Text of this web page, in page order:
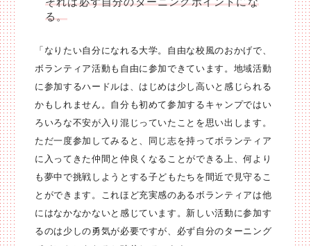
る。
「なりたい自分になれる大学。自由な校風のおかげで、
ボランティア活動も自由に参加できています。地域活動
に参加するハードルは、はじめは少し高いと感じられる
かもしれません。自分も初めて参加するキャンプではい
ろいろな不安が入り混じっていたことを思い出します。
ただ一度参加してみると、同じ志を持ってボランティア
に入ってきた仲間と仲良くなることができる上、何より
も夢中で挑戦しようとする子どもたちを間近で見守るこ
とができます。これほど充実感のあるボランティアは他
にはなかなかないと感じています。新しい活動に参加す
るのは少しの勇気が必要ですが、必ず自分のターニング